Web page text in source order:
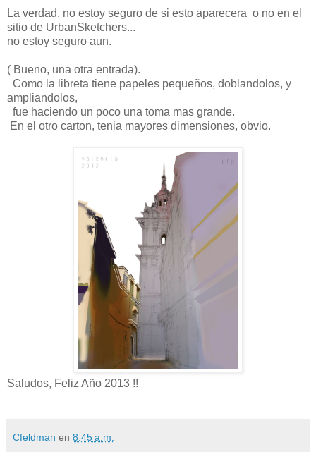
La verdad, no estoy seguro de si esto aparecera o no en el
sitio de UrbanSketchers...
no estoy seguro aun.
( Bueno, una otra entrada).
Como la libreta tiene papeles pequeños, doblandolos, y
ampliandolos,
fue haciendo un poco una toma mas grande.
En el otro carton, tenia mayores dimensiones, obvio.
Saludos, Feliz Año 2013 !!
Cfeldman en 8:45 a.m.